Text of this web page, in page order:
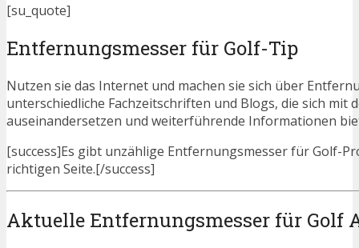
[su_quote]
Entfernungsmesser für Golf-Tip
Nutzen sie das Internet und machen sie sich über
unterschiedliche Fachzeitschriften und Blogs, die sich
auseinandersetzen und weiterführende Informationen
[success]Es gibt unzählige Entfernungsmesser für Golf-
richtigen Seite.[/success]
Aktuelle Entfernungsmesser für Golf